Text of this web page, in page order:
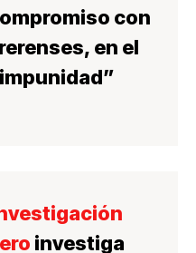
con
en el
investiga